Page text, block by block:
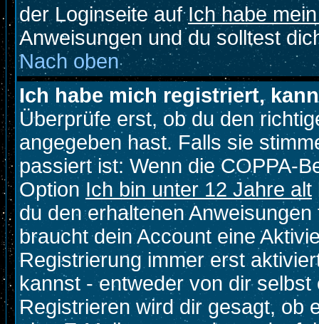
der Loginseite aufIch habe
Anweisungen und du solltest
Nach oben
Ich habe mich registriert,
Überprüfe erst, ob du den
angegeben hast. Falls sie
passiert ist: Wenn die COPPA-
OptionIch bin unter 12 Jahre alt
du den erhaltenen
braucht dein Account eine
Registrierung immer erst
kannst - entweder von dir
Registrieren wird dir gesagt, ob